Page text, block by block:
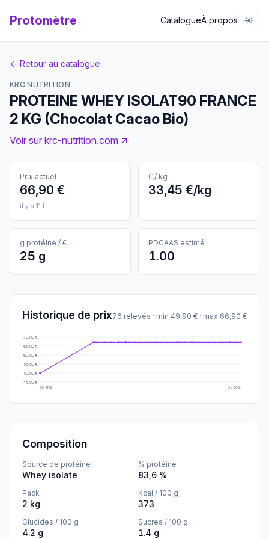
Protomètre CatalogueÀ propos ☀️
← Retour au catalogue
KRC NUTRITION
PROTEINE WHEY ISOLAT90 FRANCE
2 KG (Chocolat Cacao Bio)
Voir sur krc-nutrition.com ↗
Prix actuel
66,90 €
il y a 11 h
€ / kg
33,45 €/kg
g protéine / €
25 g
PDCAAS estimé
1.00
Historique de prix76 relevés · min 49,90 € · max 66,90 €
45,00 €
50,00 €
55,00 €
60,00 €
65,00 €
70,00 €
07 mai 08 août
Composition
Source de protéine
Whey isolate
% protéine
83,6 %
Pack
2 kg
Kcal / 100 g
373
Glucides / 100 g
4.2 g
Sucres / 100 g
1.4 g